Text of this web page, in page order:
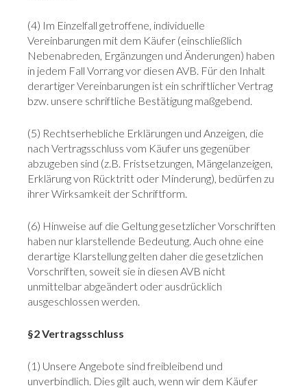
(4) Im Einzelfall getroffene, individuelle
Vereinbarungen mit dem Käufer (einschließlich
Nebenabreden, Ergänzungen und Änderungen) haben
in jedem Fall Vorrang vor diesen AVB. Für den Inhalt
derartiger Vereinbarungen ist ein schriftlicher Vertrag
bzw. unsere schriftliche Bestätigung maßgebend.
(5) Rechtserhebliche Erklärungen und Anzeigen, die
nach Vertragsschluss vom Käufer uns gegenüber
abzugeben sind (z.B. Fristsetzungen, Mängelanzeigen,
Erklärung von Rücktritt oder Minderung), bedürfen zu
ihrer Wirksamkeit der Schriftform.
(6) Hinweise auf die Geltung gesetzlicher Vorschriften
haben nur klarstellende Bedeutung. Auch ohne eine
derartige Klarstellung gelten daher die gesetzlichen
Vorschriften, soweit sie in diesen AVB nicht
unmittelbar abgeändert oder ausdrücklich
ausgeschlossen werden.
§2 Vertragsschluss
(1) Unsere Angebote sind freibleibend und
unverbindlich. Dies gilt auch, wenn wir dem Käufer